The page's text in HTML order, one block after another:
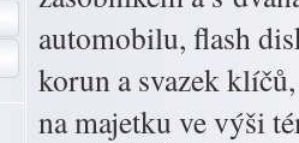
automobilu, flash
korun a svazek
na majetku ve výši